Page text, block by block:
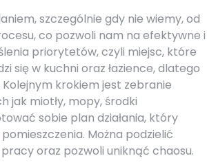
szczególnie gdy nie wiemy, od
co pozwoli nam na efektywne i
priorytetów, czyli miejsc, które
się w kuchni oraz łazience, dlatego
krokiem jest zebranie
jak miotły, mopy, środki
sobie plan działania, który
Można podzielić
oraz pozwoli uniknąć chaosu.